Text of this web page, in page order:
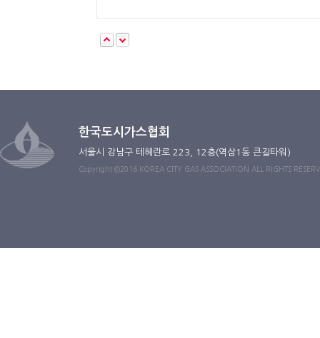
한국도시가스협회
서울시 강남구 테헤란로 223, 12층(역삼1동 큰길타워)
Copyright ©2016 KOREA CITY GAS ASSOCIATION ALL RIGHTS